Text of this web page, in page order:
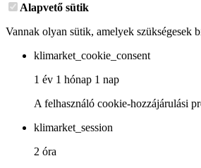
Alapvető sütik
Vannak olyan sütik, amelyek szükségesek
klimarket_cookie_consent
1 év 1 hónap 1 nap
A felhasználó cookie-hozzájárulási
klimarket_session
2 óra